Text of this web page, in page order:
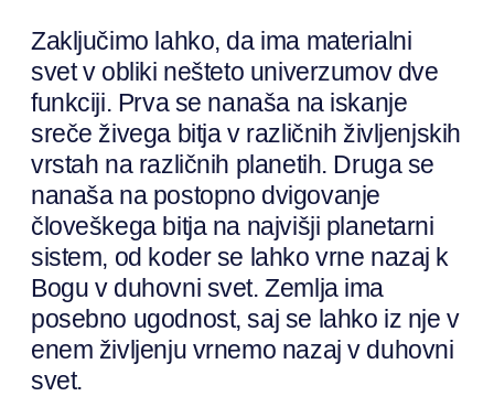
Zaključimo lahko, da ima materialni
svet v obliki nešteto univerzumov dve
funkciji. Prva se nanaša na iskanje
sreče živega bitja v različnih življenjskih
vrstah na različnih planetih. Druga se
nanaša na postopno dvigovanje
človeškega bitja na najvišji planetarni
sistem, od koder se lahko vrne nazaj k
Bogu v duhovni svet. Zemlja ima
posebno ugodnost, saj se lahko iz nje v
enem življenju vrnemo nazaj v duhovni
svet.